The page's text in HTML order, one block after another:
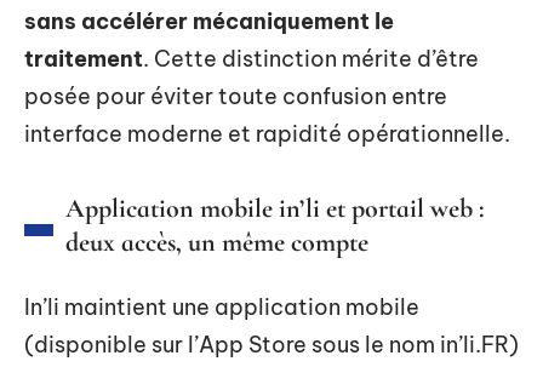
sans accélérer mécaniquement le
traitement. Cette distinction mérite d’être
posée pour éviter toute confusion entre
interface moderne et rapidité opérationnelle.
Application mobile in’li et portail web :
deux accès, un même compte
In’li maintient une application mobile
(disponible sur l’App Store sous le nom in’li.FR)